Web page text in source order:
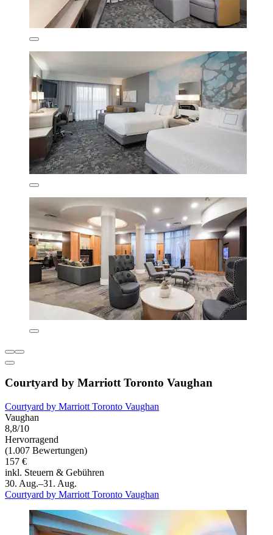
Courtyard by Marriott Toronto Vaughan
Courtyard by Marriott Toronto Vaughan
Vaughan
8,8/10
Hervorragend
(1.007 Bewertungen)
157 €
inkl. Steuern & Gebühren
30. Aug.–31. Aug.
Courtyard by Marriott Toronto Vaughan